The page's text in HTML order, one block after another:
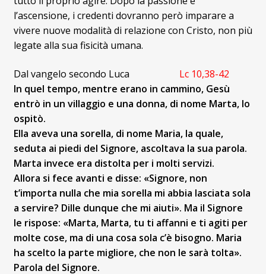
l’ascensione, i credenti dovranno però imparare a
vivere nuove modalità di relazione con Cristo, non più
legate alla sua fisicità umana.
Dal vangelo secondo Luca
Lc 10,38-42
In quel tempo, mentre erano in cammino, Gesù
entrò in un villaggio e una donna, di nome Marta, lo
ospitò.
Ella aveva una sorella, di nome Maria, la quale,
seduta ai piedi del Signore, ascoltava la sua parola.
Marta invece era distolta per i molti servizi.
Allora si fece avanti e disse: «Signore, non
t’importa nulla che mia sorella mi abbia lasciata sola
a servire? Dille dunque che mi aiuti». Ma il Signore
le rispose: «Marta, Marta, tu ti affanni e ti agiti per
molte cose, ma di una cosa sola c’è bisogno. Maria
ha scelto la parte migliore, che non le sarà tolta».
Parola del Signore.